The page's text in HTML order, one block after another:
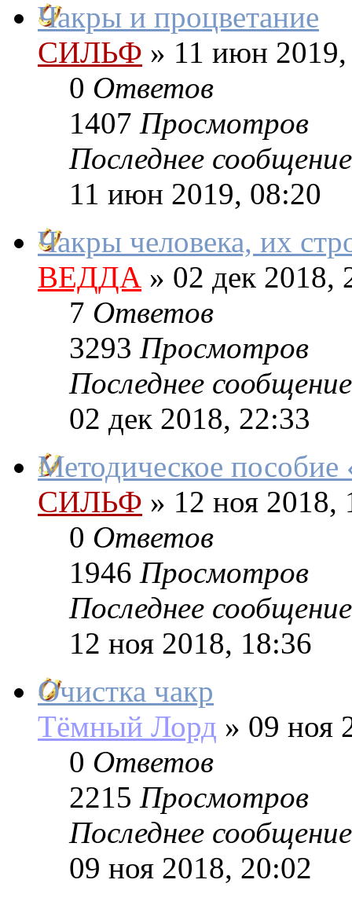
Чакры и процветание
СИЛЬФ » 11 июн
0 Ответов
1407 Просмотров
Последнее сообщение
11 июн 2019, 08:20
Чакры человека, их
ВЕДДА » 02 дек 2018,
7 Ответов
3293 Просмотров
Последнее сообщение
02 дек 2018, 22:33
Методическое
СИЛЬФ » 12 ноя 2018,
0 Ответов
1946 Просмотров
Последнее сообщение
12 ноя 2018, 18:36
Очистка чакр
Тёмный Лорд » 09 ноя
0 Ответов
2215 Просмотров
Последнее сообщение
09 ноя 2018, 20:02